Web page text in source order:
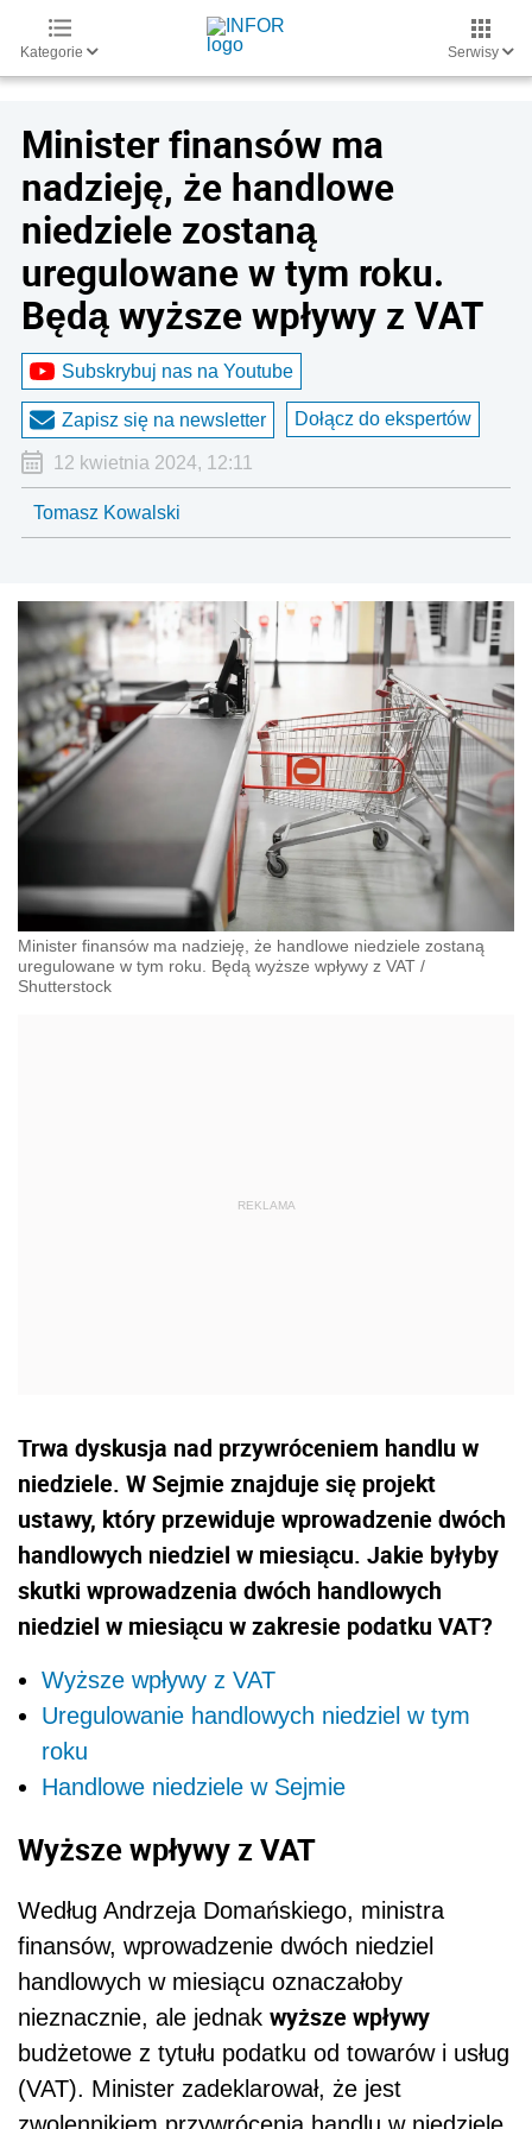
Kategorie Serwisy
Minister finansów ma
nadzieję, że handlowe
niedziele zostaną
uregulowane w tym roku.
Będą wyższe wpływy z VAT
Subskrybuj nas na Youtube
Zapisz się na newsletter Dołącz do ekspertów
12 kwietnia 2024, 12:11
Tomasz Kowalski
Minister finansów ma nadzieję, że handlowe niedziele zostaną
uregulowane w tym roku. Będą wyższe wpływy z VAT /
Shutterstock
Trwa dyskusja nad przywróceniem handlu w
niedziele. W Sejmie znajduje się projekt
ustawy, który przewiduje wprowadzenie dwóch
handlowych niedziel w miesiącu. Jakie byłyby
skutki wprowadzenia dwóch handlowych
niedziel w miesiącu w zakresie podatku VAT?
Wyższe wpływy z VAT
Uregulowanie handlowych niedziel w tym
roku
Handlowe niedziele w Sejmie
Wyższe wpływy z VAT
Według Andrzeja Domańskiego, ministra
finansów, wprowadzenie dwóch niedziel
handlowych w miesiącu oznaczałoby
nieznacznie, ale jednak wyższe wpływy
budżetowe z tytułu podatku od towarów i usług
(VAT). Minister zadeklarował, że jest